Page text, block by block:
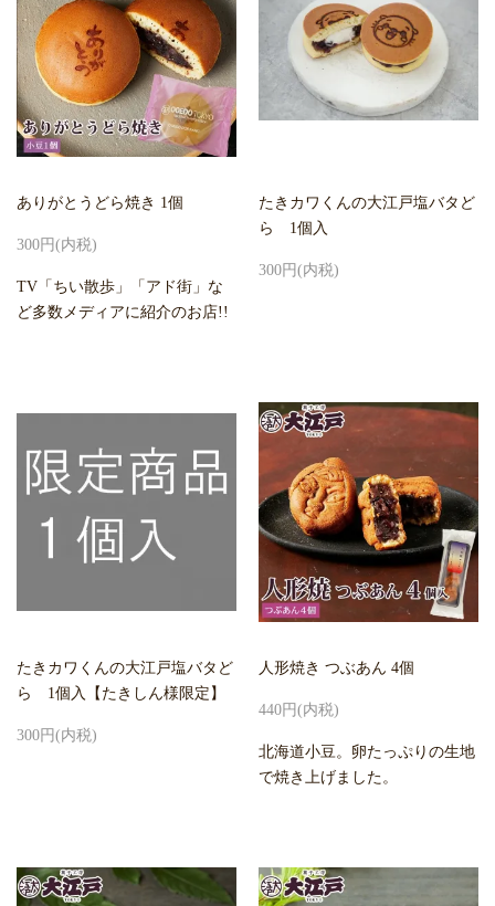
ありがとうどら焼き 1個
300円(内税)
TV「ちい散歩」「アド街」な
ど多数メディアに紹介のお店!!
たきカワくんの大江戸塩バタど
ら 1個入
300円(内税)
たきカワくんの大江戸塩バタど
ら 1個入【たきしん様限定】
300円(内税)
人形焼き つぶあん 4個
440円(内税)
北海道小豆。卵たっぷりの生地
で焼き上げました。